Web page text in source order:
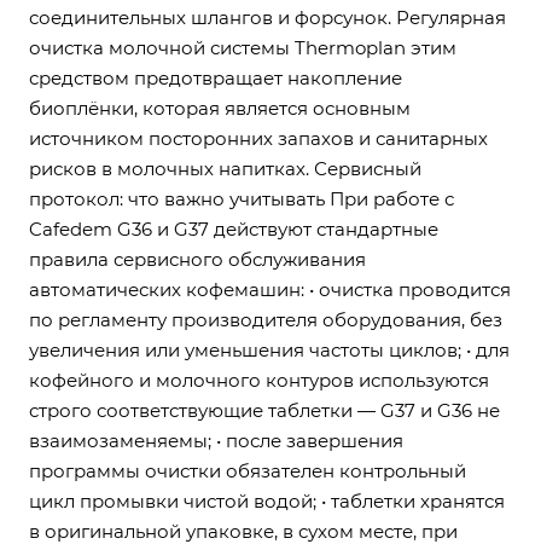
соединительных шлангов и форсунок. Регулярная
очистка молочной системы Thermoplan этим
средством предотвращает накопление
биоплёнки, которая является основным
источником посторонних запахов и санитарных
рисков в молочных напитках. Сервисный
протокол: что важно учитывать При работе с
Cafedem G36 и G37 действуют стандартные
правила сервисного обслуживания
автоматических кофемашин: • очистка проводится
по регламенту производителя оборудования, без
увеличения или уменьшения частоты циклов; • для
кофейного и молочного контуров используются
строго соответствующие таблетки — G37 и G36 не
взаимозаменяемы; • после завершения
программы очистки обязателен контрольный
цикл промывки чистой водой; • таблетки хранятся
в оригинальной упаковке, в сухом месте, при